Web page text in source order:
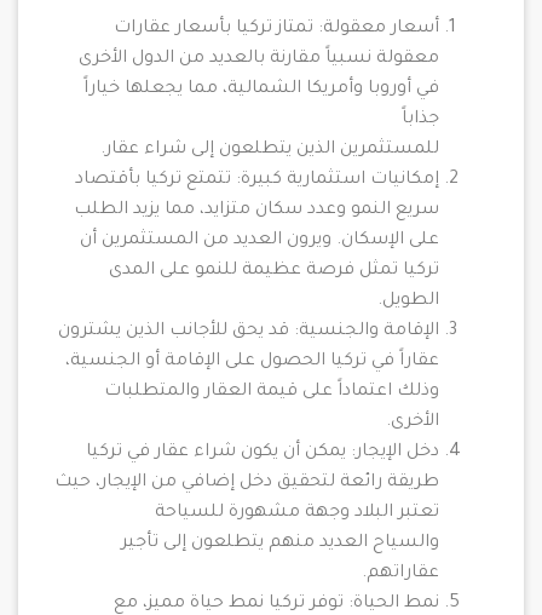
أسعار معقولة: تمتاز تركيا بأسعار عقارات
معقولة نسبياً مقارنة بالعديد من الدول الأخرى
في أوروبا وأمريكا الشمالية، مما يجعلها خياراً
جذاباً
للمستثمرين الذين يتطلعون إلى شراء عقار.
إمكانيات استثمارية كبيرة: تتمتع تركيا بأقتصاد
سريع النمو وعدد سكان متزايد، مما يزيد الطلب
على الإسكان. ويرون العديد من المستثمرين أن
تركيا تمثل فرصة عظيمة للنمو على المدى
الطويل.
الإقامة والجنسية: قد يحق للأجانب الذين يشترون
عقاراً في تركيا الحصول على الإقامة أو الجنسية،
وذلك اعتماداً على قيمة العقار والمتطلبات
الأخرى.
دخل الإيجار: يمكن أن يكون شراء عقار في تركيا
طريقة رائعة لتحقيق دخل إضافي من الإيجار، حيث
تعتبر البلاد وجهة مشهورة للسياحة
والسياح العديد منهم يتطلعون إلى تأجير
عقاراتهم.
نمط الحياة: توفر تركيا نمط حياة مميز، مع